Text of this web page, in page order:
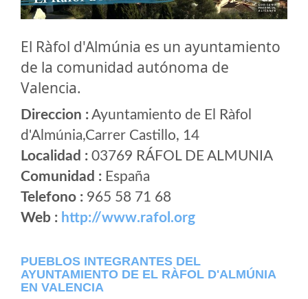
El Ràfol d'Almúnia es un ayuntamiento
de la comunidad autónoma de
Valencia.
Direccion :Ayuntamiento de El Ràfol
d'Almúnia,Carrer Castillo, 14
Localidad : 03769 RÁFOL DE ALMUNIA
Comunidad : España
Telefono : 965 58 71 68
Web : http://www.rafol.org
PUEBLOS INTEGRANTES DEL
AYUNTAMIENTO DE EL RÀFOL D'ALMÚNIA
EN VALENCIA